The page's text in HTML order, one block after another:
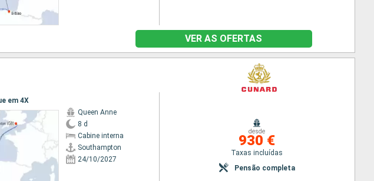
VER AS OFERTAS
em 4X
Queen Anne
8 d
Cabine interna
Southampton
24/10/2027
desde
930 €
Taxas incluídas
Pensão completa